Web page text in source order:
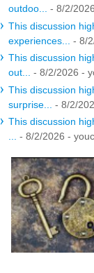
outdoo...
- 8/2/2026
This discussion
experiences...
- 8/
This discussion
out...
- 8/2/2026 -
This discussion
surprise...
- 8/2/
This discussion
- 8/2/2026 -